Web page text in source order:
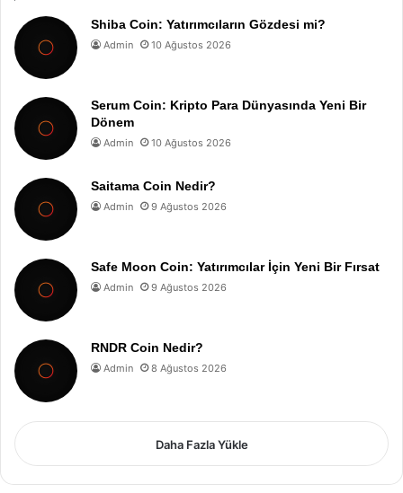
Shiba Coin: Yatırımcıların Gözdesi mi?
Admin 10 Ağustos 2026
Serum Coin: Kripto Para Dünyasında Yeni Bir
Dönem
Admin 10 Ağustos 2026
Saitama Coin Nedir?
Admin 9 Ağustos 2026
Safe Moon Coin: Yatırımcılar İçin Yeni Bir Fırsat
Admin 9 Ağustos 2026
RNDR Coin Nedir?
Admin 8 Ağustos 2026
Daha Fazla Yükle